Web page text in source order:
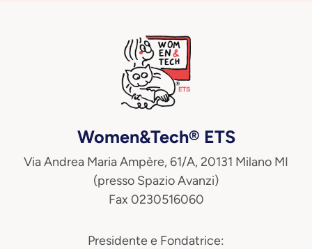
Women&Tech® ETS
Via Andrea Maria Ampère, 61/A, 20131 Milano MI
(presso Spazio Avanzi)
Fax 0230516060
Presidente e Fondatrice: